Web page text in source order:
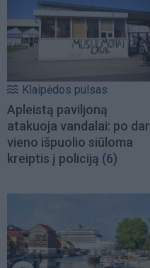
Klaipėdos pulsas
Apleistą paviljoną
atakuoja vandalai: po dar
vieno išpuolio siūloma
kreiptis į policiją (6)